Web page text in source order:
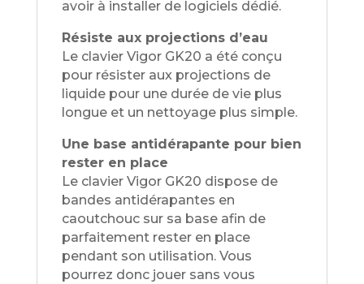
avoir à installer de logiciels dédié.
Résiste aux projections d’eau
Le clavier Vigor GK20 a été conçu
pour résister aux projections de
liquide pour une durée de vie plus
longue et un nettoyage plus simple.
Une base antidérapante pour bien
rester en place
Le clavier Vigor GK20 dispose de
bandes antidérapantes en
caoutchouc sur sa base afin de
parfaitement rester en place
pendant son utilisation. Vous
pourrez donc jouer sans vous